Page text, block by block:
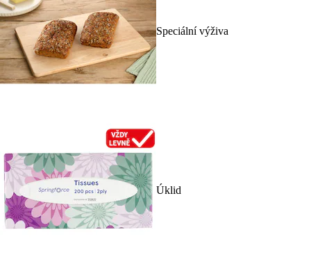
Speciální výživa
Úklid